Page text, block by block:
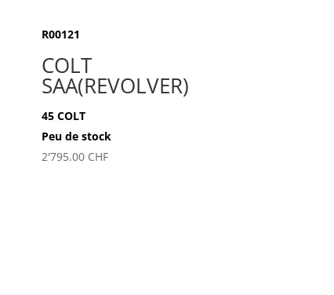
R00121
COLT
SAA(REVOLVER)
45 COLT
Peu de stock
2'795.00 CHF